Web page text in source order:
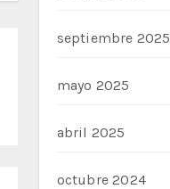
septiembre 2025
mayo 2025
abril 2025
octubre 2024